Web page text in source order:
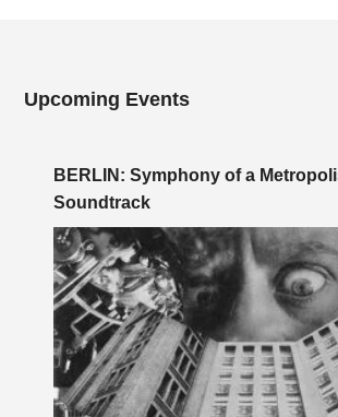
Upcoming Events
BERLIN: Symphony of a
Soundtrack